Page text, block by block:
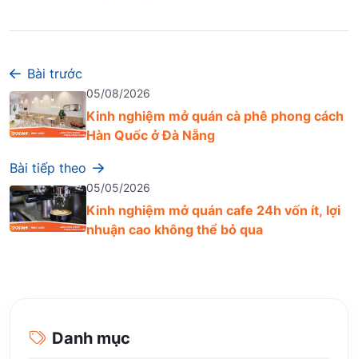
Bài trước
05/08/2026
Kinh nghiệm mở quán cà phê phong cách
Hàn Quốc ở Đà Nẵng
Bài tiếp theo
05/05/2026
Kinh nghiệm mở quán cafe 24h vốn ít, lợi
nhuận cao không thể bỏ qua
Danh mục